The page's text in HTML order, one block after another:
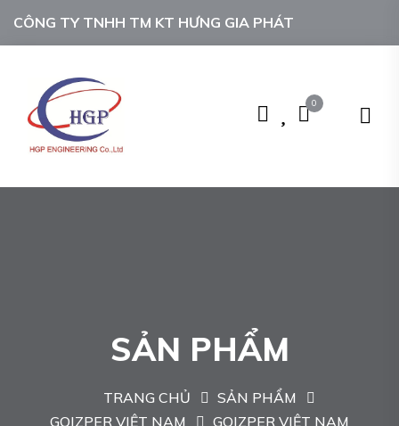
CÔNG TY TNHH TM KT HƯNG GIA PHÁT
0
SẢN PHẨM
TRANG CHỦ
SẢN PHẨM
GOIZPER VIỆT NAM
GOIZPER VIỆT NAM